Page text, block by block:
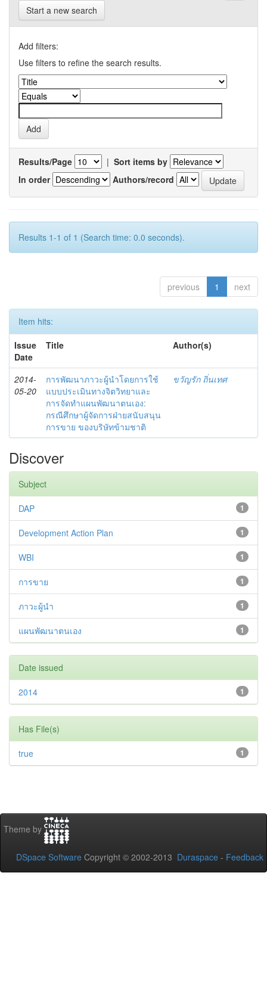
Start a new search
Add filters:
Use filters to refine the search results.
Results/Page | Sort items by
In order
Authors/record
Results 1-1 of 1 (Search time: 0.0 seconds).
previous 1 next
Item hits:
Issue
Date
Title Author(s)
2014-
05-20
การพัฒนาภาวะผู้นำโดยการใช้
แบบประเมินทางจิตวิทยาและ
การจัดทำแผนพัฒนาตนเอง:
กรณีศึกษาผู้จัดการฝ่ายสนับสนุน
การขาย ของบริษัทข้ามชาติ
ขวัญรัก ถิ่นเทศ
Discover
Subject
1
DAP
1
Development Action Plan
1
WBI
1
การขาย
1
ภาวะผู้นำ
1
แผนพัฒนาตนเอง
Date issued
1
2014
Has File(s)
1
true
Theme by
DSpace Software Copyright © 2002-2013 Duraspace - Feedback